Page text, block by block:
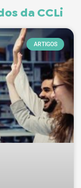
da CCLi
ARTIGOS